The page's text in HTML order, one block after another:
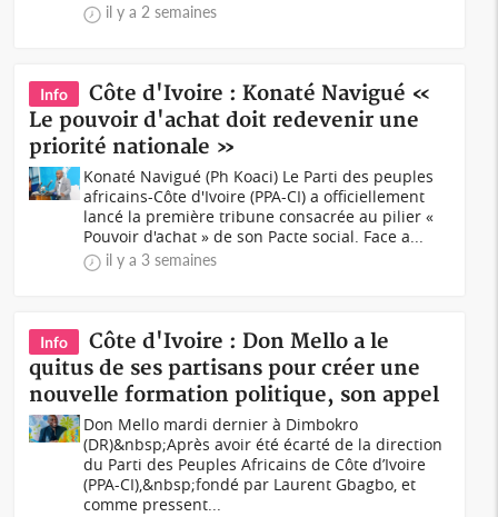
il y a 2 semaines
Info
Côte d'Ivoire : Konaté Navigué «
Le pouvoir d'achat doit redevenir une
priorité nationale »
Konaté Navigué (Ph Koaci) Le Parti des peuples
africains-Côte d'Ivoire (PPA-CI) a officiellement
lancé la première tribune consacrée au pilier «
Pouvoir d'achat » de son Pacte social. Face a...
il y a 3 semaines
Info
Côte d'Ivoire : Don Mello a le
quitus de ses partisans pour créer une
nouvelle formation politique, son appel
Don Mello mardi dernier à Dimbokro
(DR)&nbsp;Après avoir été écarté de la direction
du Parti des Peuples Africains de Côte d’Ivoire
(PPA-CI),&nbsp;fondé par Laurent Gbagbo, et
comme pressent...